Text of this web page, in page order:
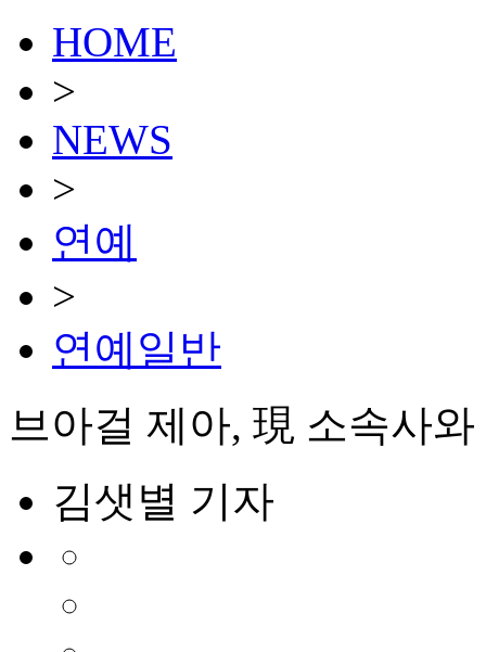
HOME
>
NEWS
>
연예
>
연예일반
브아걸 제아, 現 소속사
김샛별 기자